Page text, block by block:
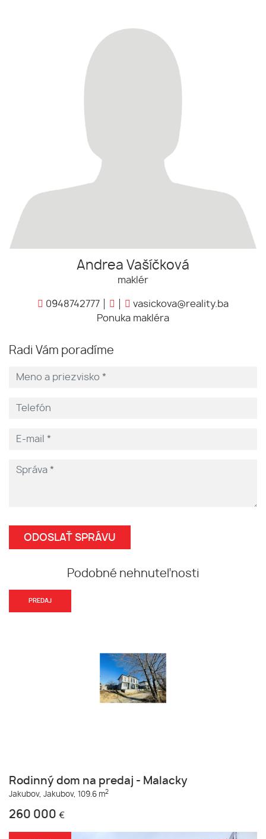
Andrea Vašíčková
maklér
0948742777
vasickova@reality.ba
Ponuka makléra
Radi Vám poradíme
Podobné nehnuteľnosti
PREDAJ
Rodinný dom na predaj - Malacky
Jakubov, Jakubov, 109.6 m2
260 000 €